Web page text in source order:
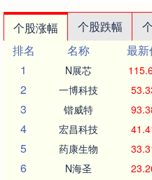
个股涨幅 个股跌幅
排名
名称 最新
1
N展芯
2 一博科技
3 锴威特
4 宏昌科技
5 药康生物
6 N海圣